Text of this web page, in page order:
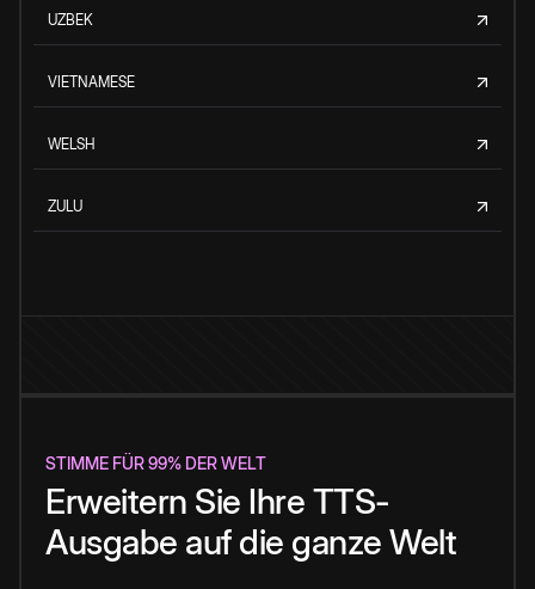
UZBEK
VIETNAMESE
WELSH
ZULU
STIMME FÜR 99% DER WELT
Erweitern Sie Ihre TTS-
Ausgabe auf die ganze Welt